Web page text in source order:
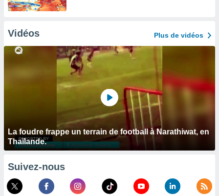
Vidéos Plus de vidéos
La foudre frappe un terrain de football à Narathiwat, en
Thaïlande.
Suivez-nous